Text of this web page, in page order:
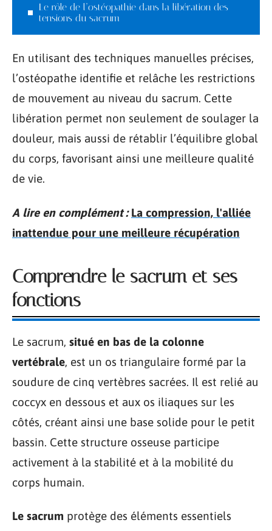
Le rôle de l’ostéopathie dans la libération des
tensions du sacrum
En utilisant des techniques manuelles précises,
l’ostéopathe identifie et relâche les restrictions
de mouvement au niveau du sacrum. Cette
libération permet non seulement de soulager la
douleur, mais aussi de rétablir l’équilibre global
du corps, favorisant ainsi une meilleure qualité
de vie.
A lire en complément : La compression, l'alliée
inattendue pour une meilleure récupération
Comprendre le sacrum et ses
fonctions
Le sacrum, situé en bas de la colonne
vertébrale, est un os triangulaire formé par la
soudure de cinq vertèbres sacrées. Il est relié au
coccyx en dessous et aux os iliaques sur les
côtés, créant ainsi une base solide pour le petit
bassin. Cette structure osseuse participe
activement à la stabilité et à la mobilité du
corps humain.
Le sacrum protège des éléments essentiels